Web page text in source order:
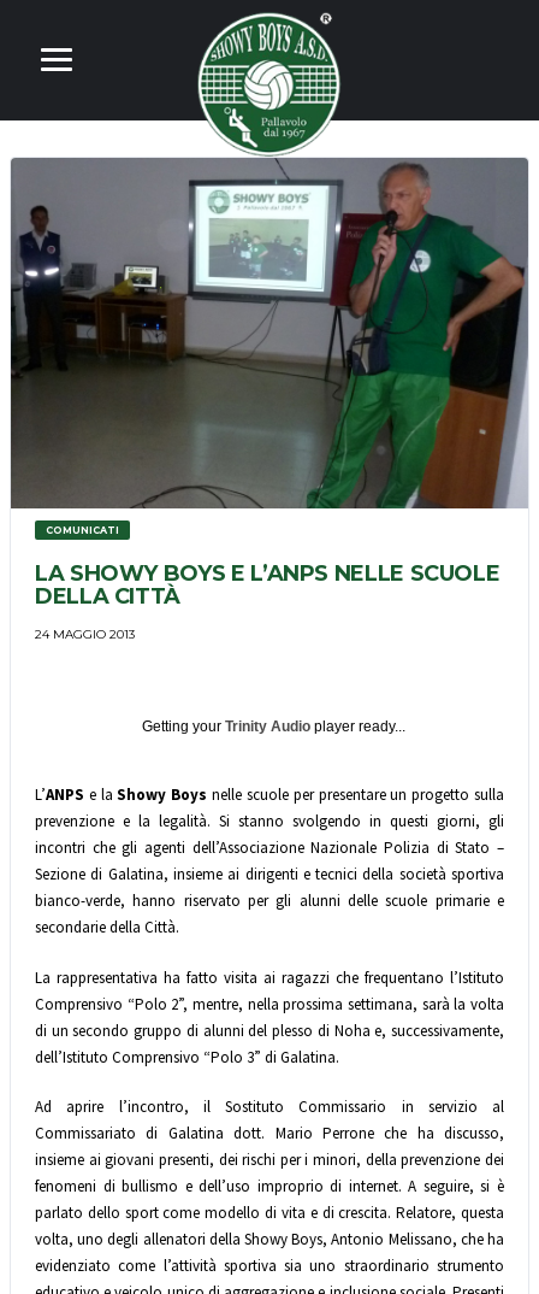
COMUNICATI
LA SHOWY BOYS E L’ANPS NELLE SCUOLE
DELLA CITTÀ
24 MAGGIO 2013
Getting your Trinity Audioplayer ready...
L’ANPS e laShowy Boys nelle scuole per presentare un progetto sulla
prevenzione e la legalità. Si stanno svolgendo in questi giorni, gli
incontri che gli agenti dell’Associazione Nazionale Polizia di Stato –
Sezione di Galatina, insieme ai dirigenti e tecnici della società sportiva
bianco-verde, hanno riservato per gli alunni delle scuole primarie e
secondarie della Città.
La rappresentativa ha fatto visita ai ragazzi che frequentano l’Istituto
Comprensivo “Polo 2”, mentre, nella prossima settimana, sarà la volta
di un secondo gruppo di alunni del plesso di Noha e, successivamente,
dell’Istituto Comprensivo “Polo 3” di Galatina.
Ad aprire l’incontro, il Sostituto Commissario in servizio al
Commissariato di Galatina dott. Mario Perrone che ha discusso,
insieme ai giovani presenti, dei rischi per i minori, della prevenzione dei
fenomeni di bullismo e dell’uso improprio di internet. A seguire, si è
parlato dello sport come modello di vita e di crescita. Relatore, questa
volta, uno degli allenatori della Showy Boys, Antonio Melissano, che ha
evidenziato come l’attività sportiva sia uno straordinario strumento